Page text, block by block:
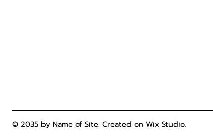
© 2035 by Name of Site. Created on Wix Studio.